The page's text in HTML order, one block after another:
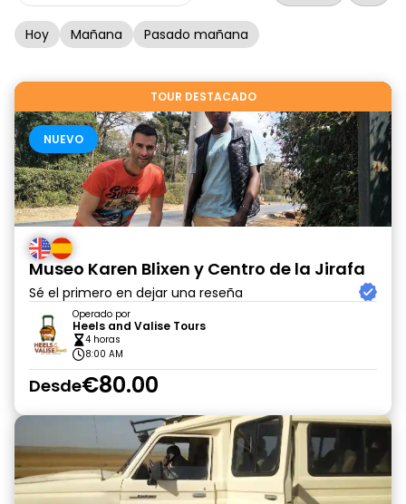
Hoy Mañana Pasado mañana
TOUR DESTACADO
NUEVO
Museo Karen Blixen y Centro de la Jirafa
Sé el primero en dejar una reseña
Operado por
Heels and Valise Tours
4 horas
8:00 AM
Desde€80.00